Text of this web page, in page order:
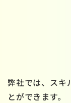
弊社では、スキ
とができます。